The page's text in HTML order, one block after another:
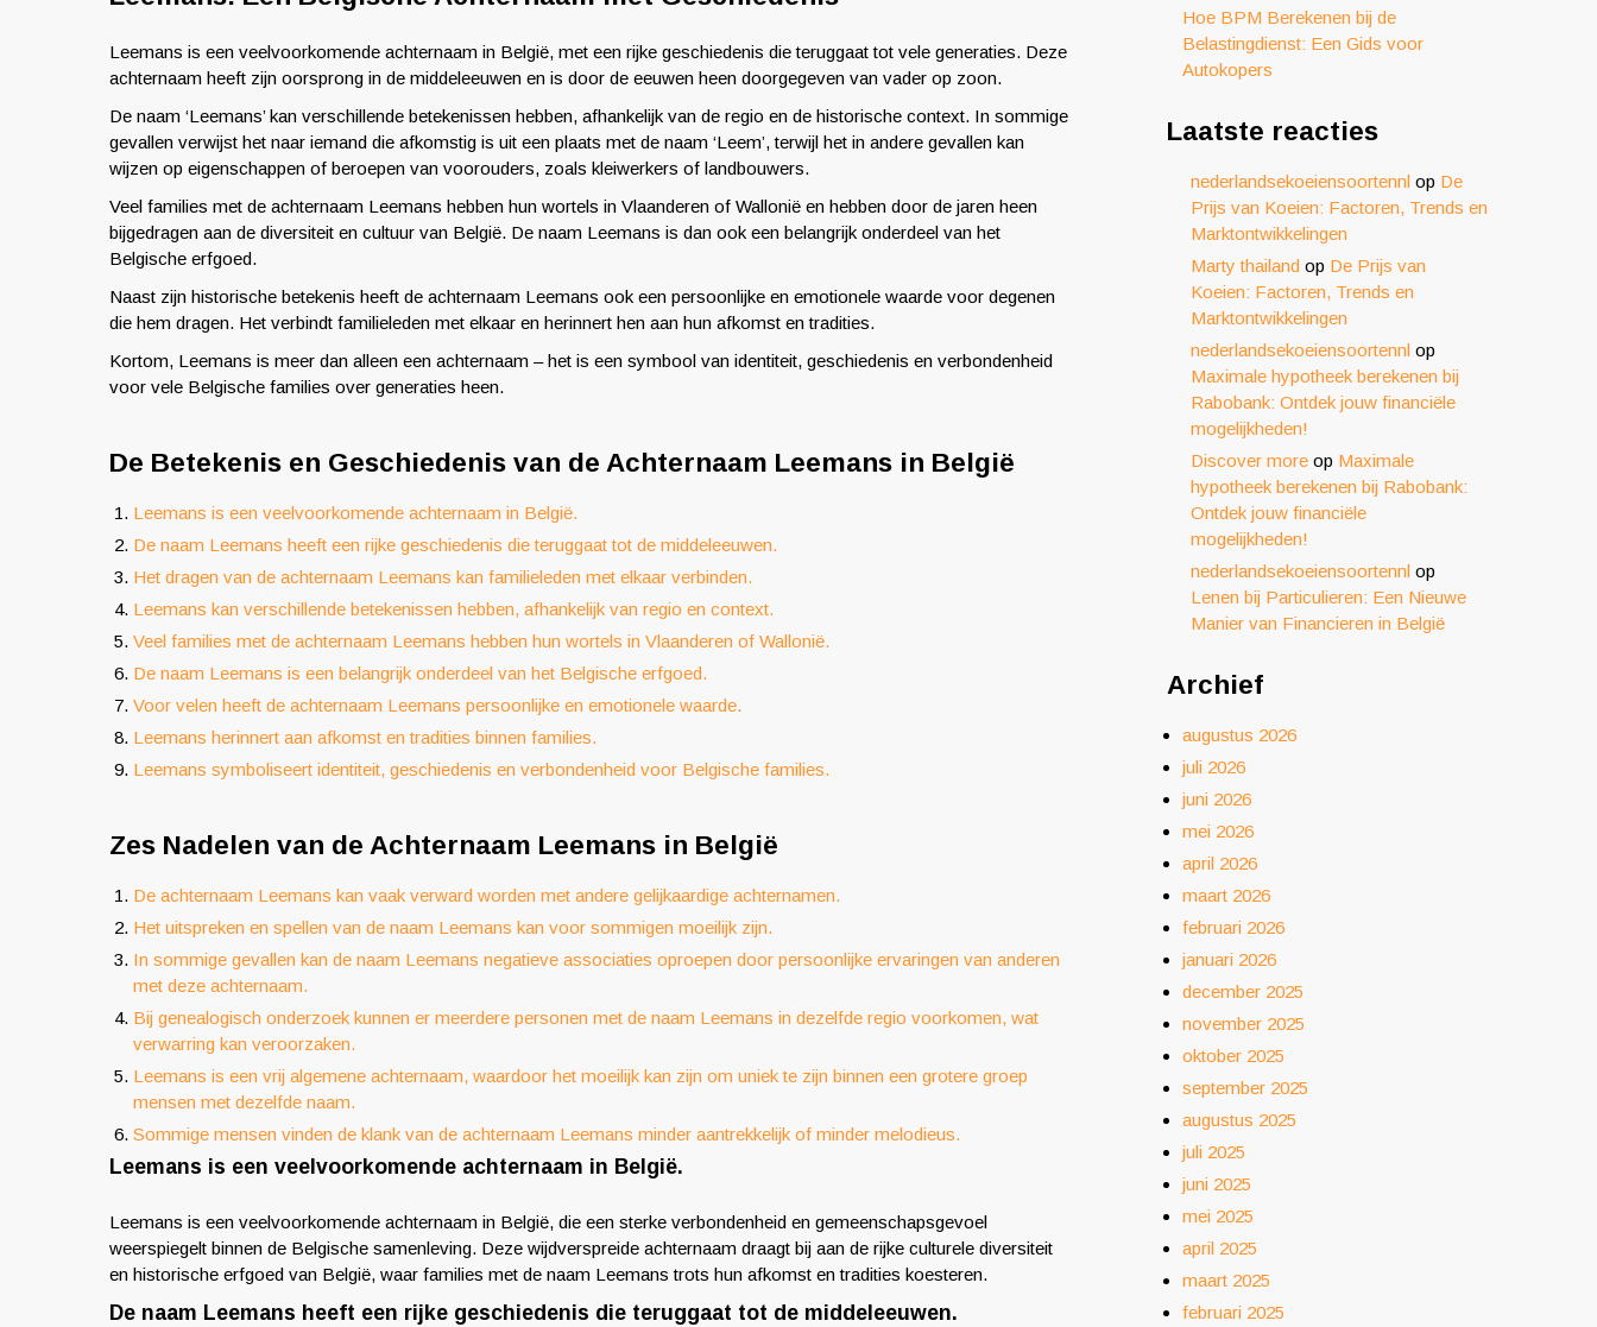
Leemans is een veelvoorkomende achternaam in België, met een rijke geschiedenis die teruggaat tot vele generaties. Deze
achternaam heeft zijn oorsprong in de middeleeuwen en is door de eeuwen heen doorgegeven van vader op zoon.
De naam ‘Leemans’ kan verschillende betekenissen hebben, afhankelijk van de regio en de historische context. In sommige
gevallen verwijst het naar iemand die afkomstig is uit een plaats met de naam ‘Leem’, terwijl het in andere gevallen kan
wijzen op eigenschappen of beroepen van voorouders, zoals kleiwerkers of landbouwers.
Veel families met de achternaam Leemans hebben hun wortels in Vlaanderen of Wallonië en hebben door de jaren heen
bijgedragen aan de diversiteit en cultuur van België. De naam Leemans is dan ook een belangrijk onderdeel van het
Belgische erfgoed.
Naast zijn historische betekenis heeft de achternaam Leemans ook een persoonlijke en emotionele waarde voor degenen
die hem dragen. Het verbindt familieleden met elkaar en herinnert hen aan hun afkomst en tradities.
Kortom, Leemans is meer dan alleen een achternaam – het is een symbool van identiteit, geschiedenis en verbondenheid
voor vele Belgische families over generaties heen.
De Betekenis en Geschiedenis van de Achternaam Leemans in België
Leemans is een veelvoorkomende achternaam in België.
De naam Leemans heeft een rijke geschiedenis die teruggaat tot de middeleeuwen.
Het dragen van de achternaam Leemans kan familieleden met elkaar verbinden.
Leemans kan verschillende betekenissen hebben, afhankelijk van regio en context.
Veel families met de achternaam Leemans hebben hun wortels in Vlaanderen of Wallonië.
De naam Leemans is een belangrijk onderdeel van het Belgische erfgoed.
Voor velen heeft de achternaam Leemans persoonlijke en emotionele waarde.
Leemans herinnert aan afkomst en tradities binnen families.
Leemans symboliseert identiteit, geschiedenis en verbondenheid voor Belgische families.
Zes Nadelen van de Achternaam Leemans in België
De achternaam Leemans kan vaak verward worden met andere gelijkaardige achternamen.
Het uitspreken en spellen van de naam Leemans kan voor sommigen moeilijk zijn.
In sommige gevallen kan de naam Leemans negatieve associaties oproepen door persoonlijke ervaringen van anderen
met deze achternaam.
Bij genealogisch onderzoek kunnen er meerdere personen met de naam Leemans in dezelfde regio voorkomen, wat
verwarring kan veroorzaken.
Leemans is een vrij algemene achternaam, waardoor het moeilijk kan zijn om uniek te zijn binnen een grotere groep
mensen met dezelfde naam.
Sommige mensen vinden de klank van de achternaam Leemans minder aantrekkelijk of minder melodieus.
Leemans is een veelvoorkomende achternaam in België.
Leemans is een veelvoorkomende achternaam in België, die een sterke verbondenheid en gemeenschapsgevoel
weerspiegelt binnen de Belgische samenleving. Deze wijdverspreide achternaam draagt bij aan de rijke culturele diversiteit
en historische erfgoed van België, waar families met de naam Leemans trots hun afkomst en tradities koesteren.
De naam Leemans heeft een rijke geschiedenis die teruggaat tot de middeleeuwen.
Hoe BPM Berekenen bij de
Belastingdienst: Een Gids voor
Autokopers
Laatste reacties
nederlandsekoeiensoortennl op De
Prijs van Koeien: Factoren, Trends en
Marktontwikkelingen
Marty thailand op De Prijs van
Koeien: Factoren, Trends en
Marktontwikkelingen
nederlandsekoeiensoortennl op
Maximale hypotheek berekenen bij
Rabobank: Ontdek jouw financiële
mogelijkheden!
Discover more op Maximale
hypotheek berekenen bij Rabobank:
Ontdek jouw financiële
mogelijkheden!
nederlandsekoeiensoortennl op
Lenen bij Particulieren: Een Nieuwe
Manier van Financieren in België
Archief
augustus 2026
juli 2026
juni 2026
mei 2026
april 2026
maart 2026
februari 2026
januari 2026
december 2025
november 2025
oktober 2025
september 2025
augustus 2025
juli 2025
juni 2025
mei 2025
april 2025
maart 2025
februari 2025